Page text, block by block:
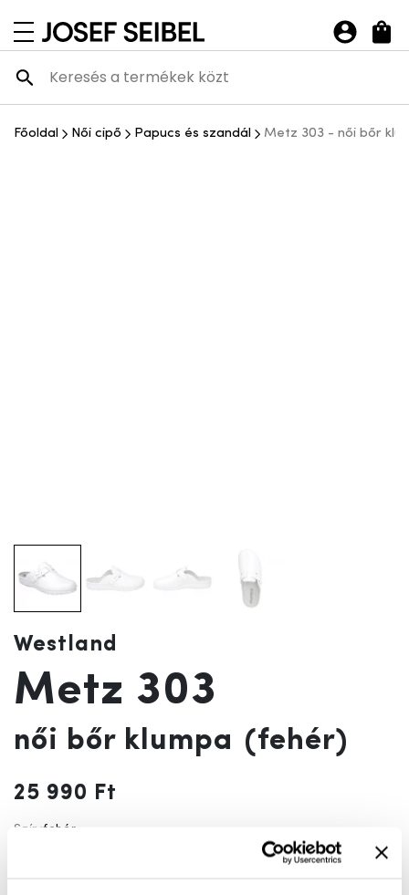
navigációs menü megnyitása
Josef Seibel Webshop
Főoldal Női cipő Papucs és szandál Metz 303 - női bőr
Westland
Metz 303
női bőr klumpa (fehér)
25 990 Ft
Szín:fehér